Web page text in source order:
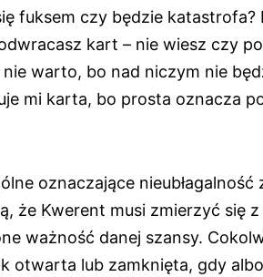
fuksem czy będzie katastrofa?
kart – nie wiesz czy
warto, bo nad niczym nie
mi karta, bo prosta oznacza
oznaczające
że Kwerent musi zmierzyć się
ważność danej szansy.
otwarta lub zamknięta, gdy